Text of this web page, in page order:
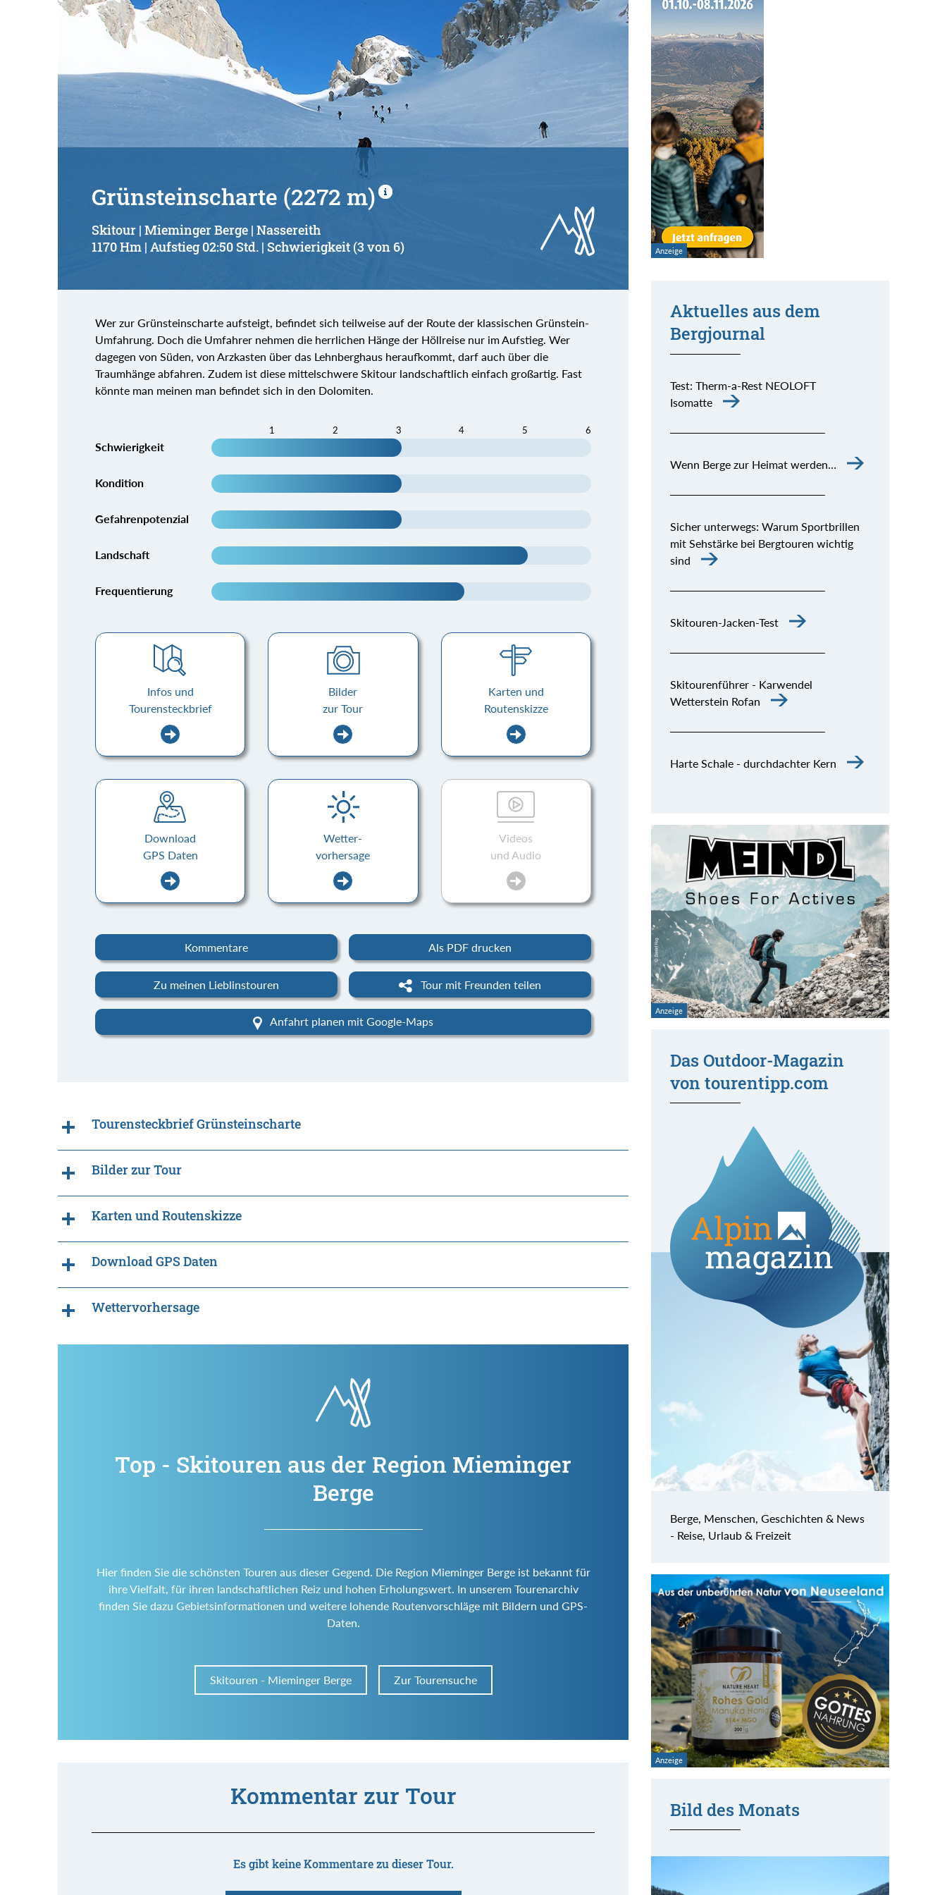
Grünsteinscharte (2272 m)
Skitour | Mieminger Berge | Nassereith
1170 Hm | Aufstieg 02:50 Std. | Schwierigkeit (3 von 6)
Wer zur Grünsteinscharte aufsteigt, befindet sich teilweise auf der Route der klassischen Grünstein-
Umfahrung. Doch die Umfahrer nehmen die herrlichen Hänge der Höllreise nur im Aufstieg. Wer
dagegen von Süden, von Arzkasten über das Lehnberghaus heraufkommt, darf auch über die
Traumhänge abfahren. Zudem ist diese mittelschwere Skitour landschaftlich einfach großartig. Fast
könnte man meinen man befindet sich in den Dolomiten.
1 2 3 4 5 6
Schwierigkeit
Kondition
Gefahrenpotenzial
Landschaft
Frequentierung
Infos und
Tourensteckbrief
Bilder
zur Tour
Karten und
Routenskizze
Download
GPS Daten
Wetter-
vorhersage
Videos
und Audio
Kommentare Als PDF drucken
Zu meinen Lieblinstouren Tour mit Freunden teilen
Anfahrt planen mit Google-Maps
Tourensteckbrief Grünsteinscharte
Bilder zur Tour
Karten und Routenskizze
Download GPS Daten
Wettervorhersage
Top - Skitouren aus der Region Mieminger
Berge
Hier finden Sie die schönsten Touren aus dieser Gegend. Die Region Mieminger Berge ist bekannt für
ihre Vielfalt, für ihren landschaftlichen Reiz und hohen Erholungswert. In unserem Tourenarchiv
finden Sie dazu Gebietsinformationen und weitere lohende Routenvorschläge mit Bildern und GPS-
Daten.
Skitouren - Mieminger Berge Zur Tourensuche
Kommentar zur Tour
Es gibt keine Kommentare zu dieser Tour.
Aktuelles aus dem
Bergjournal
Test: Therm-a-Rest NEOLOFT
Isomatte
Wenn Berge zur Heimat werden…
Sicher unterwegs: Warum Sportbrillen
mit Sehstärke bei Bergtouren wichtig
sind
Skitouren-Jacken-Test
Skitourenführer - Karwendel
Wetterstein Rofan
Harte Schale - durchdachter Kern
Das Outdoor-Magazin
von tourentipp.com
Berge, Menschen, Geschichten & News
- Reise, Urlaub & Freizeit
Bild des Monats